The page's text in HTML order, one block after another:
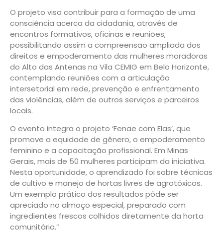
O projeto visa contribuir para a formação de uma
consciência acerca da cidadania, através de
encontros formativos, oficinas e reuniões,
possibilitando assim a compreensão ampliada dos
direitos e empoderamento das mulheres moradoras
do Alto das Antenas na Vila CEMIG em Belo Horizonte,
contemplando reuniões com a articulação
intersetorial em rede, prevenção e enfrentamento
das violências, além de outros serviços e parceiros
locais.
O evento integra o projeto ‘Fenae com Elas’, que
promove a equidade de gênero, o empoderamento
feminino e a capacitação profissional. Em Minas
Gerais, mais de 50 mulheres participam da iniciativa.
Nesta oportunidade, o aprendizado foi sobre técnicas
de cultivo e manejo de hortas livres de agrotóxicos.
Um exemplo prático dos resultados pôde ser
apreciado no almoço especial, preparado com
ingredientes frescos colhidos diretamente da horta
comunitária.”